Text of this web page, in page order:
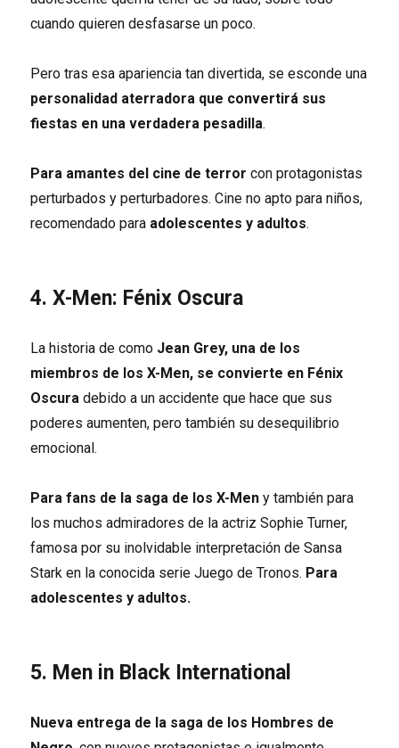
cuando quieren desfasarse un poco.
Pero tras esa apariencia tan divertida, se esconde una
personalidad aterradora que convertirá sus
fiestas en una verdadera pesadilla.
Para amantes del cine de terror con protagonistas
perturbados y perturbadores. Cine no apto para niños,
recomendado para adolescentes y adultos.
4. X-Men: Fénix Oscura
La historia de como Jean Grey, una de los
miembros de los X-Men, se convierte en Fénix
Oscura debido a un accidente que hace que sus
poderes aumenten, pero también su desequilibrio
emocional.
Para fans de la saga de los X-Men y también para
los muchos admiradores de la actriz Sophie Turner,
famosa por su inolvidable interpretación de Sansa
Stark en la conocida serie Juego de Tronos. Para
adolescentes y adultos.
5. Men in Black International
Nueva entrega de la saga de los Hombres de